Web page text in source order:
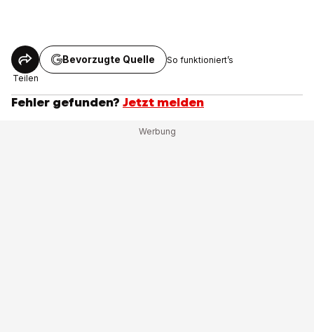
Teilen
Bevorzugte Quelle So funktioniert’s
Fehler gefunden? Jetzt melden